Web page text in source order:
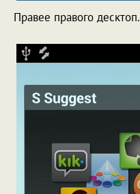
Правее правого десктоп.